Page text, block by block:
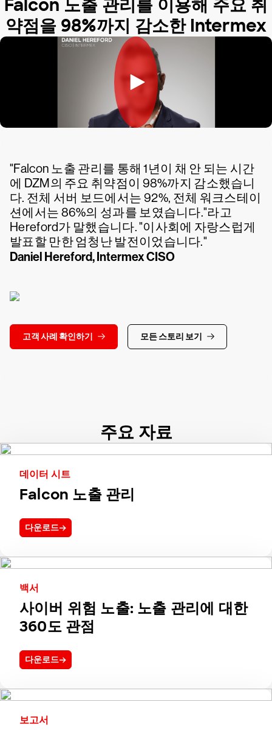
Falcon 노출 관리를 이용해 주요 취
약점을 98%까지 감소한 Intermex
"Falcon 노출 관리를 통해 1년이 채 안 되는 시간
에 DZM의 주요 취약점이 98%까지 감소했습니
다. 전체 서버 보드에서는 92%, 전체 워크스테이
션에서는 86%의 성과를 보였습니다."라고
Hereford가 말했습니다. "이사회에 자랑스럽게
발표할 만한 엄청난 발전이었습니다."
Daniel Hereford, Intermex CISO
고객 사례 확인하기 모든 스토리 보기
주요 자료
데이터 시트
Falcon 노출 관리
다운로드
백서
사이버 위험 노출: 노출 관리에 대한
360도 관점
다운로드
보고서